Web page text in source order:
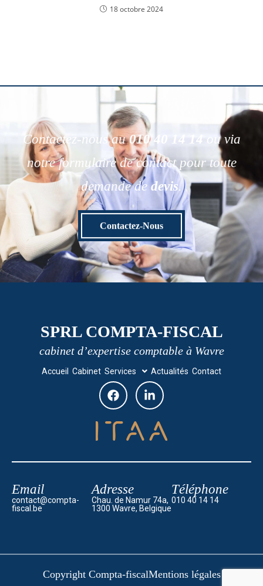
18 octobre 2024
Contactez-nous au010 40 14 14
ou via
notre formulaire de contact pour toute
demande de devis.
Contactez-Nous
SPRL COMPTA-FISCAL
cabinet d’expertise comptable à Wavre
Accueil Cabinet Services Actualités Contact
Email
contact@compta-
fiscal.be
Adresse
Chau. de Namur 74a,
1300 Wavre, Belgique
Téléphone
010 40 14 14
Copyright Compta-fiscalMentions légales